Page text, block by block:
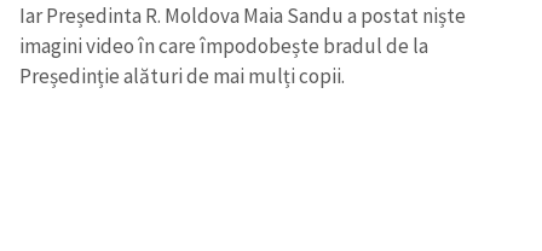
Iar Președinta R. Moldova Maia Sandu a postat niște
imagini video în care împodobește bradul de la
Președinție alături de mai mulți copii.